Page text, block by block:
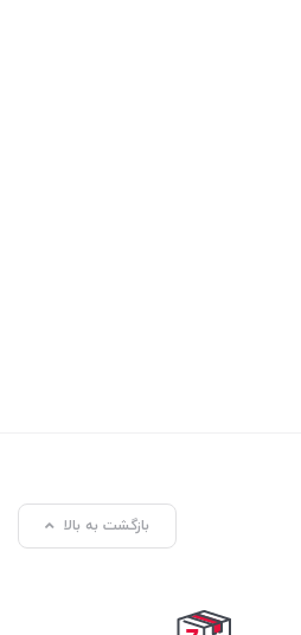
بازگشت به بالا